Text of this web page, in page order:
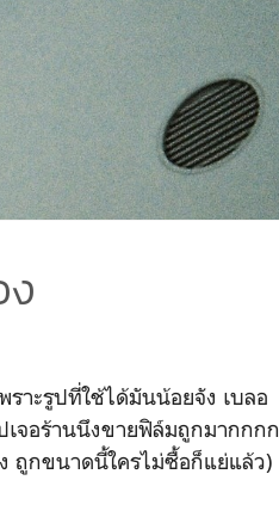
าะรูปที่ใช้ได้มันน้อยจัง เบลอ
จอร้านนึงขายฟิล์มถูกมากกกก
ถูกขนาดนี้ใครไม่ซื้อก็แย่แล้ว)